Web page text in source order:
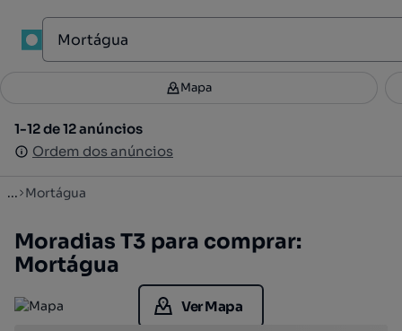
Filtros 3
1-12 de 12 anúncios
Ordem dos anúncios
Mapa
1-12 de 12 anúncios
Ordem dos anúncios
... Mortágua
Moradias T3 para comprar:
Mortágua
Ver Mapa